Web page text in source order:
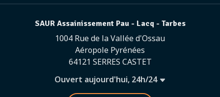
SAUR Assainissement Pau - Lacq - Tarbes
1004 Rue de la Vallée d'Ossau
Aéropole Pyrénées
64121 SERRES CASTET
Ouvert aujourd'hui, 24h/24